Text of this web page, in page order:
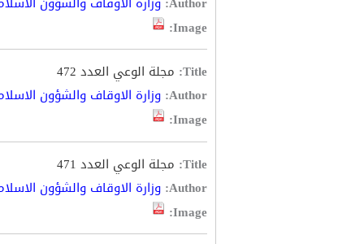
Image:
Title: مجلة الوعي العدد 472
Author: وزارة الاوقاف والشؤون
Image:
Title: مجلة الوعي العدد 471
Author: وزارة الاوقاف والشؤون
Image: